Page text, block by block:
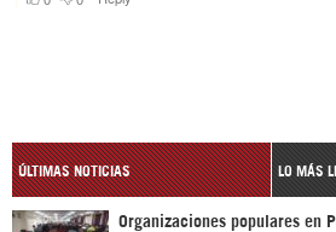
ÚLTIMAS NOTICIAS LO MÁS
Organizaciones populares en